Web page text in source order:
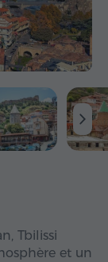
Tbilissi
et un